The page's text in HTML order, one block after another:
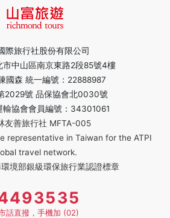
際旅行社股份有限公司
市中山區南京東路2段85號4樓
國森 統一編號：22888987
2029號 品保協會北0030號
輸協會會員編號：34301061
友善旅行社 MFTA-005
representative in Taiwan for the ATPI
travel network.
境部銀級環保旅行業認證標章
話直撥，手機加 (02)